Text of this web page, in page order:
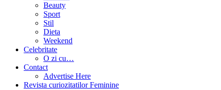
Beauty
Sport
Stil
Dieta
Weekend
Celebritate
O zi cu…
Contact
Advertise Here
Revista curiozitatilor Feminine